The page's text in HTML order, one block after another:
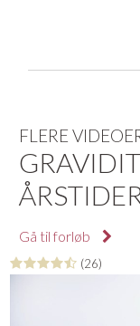
du det lækreste
FLERE
Gå til forløb
(26)